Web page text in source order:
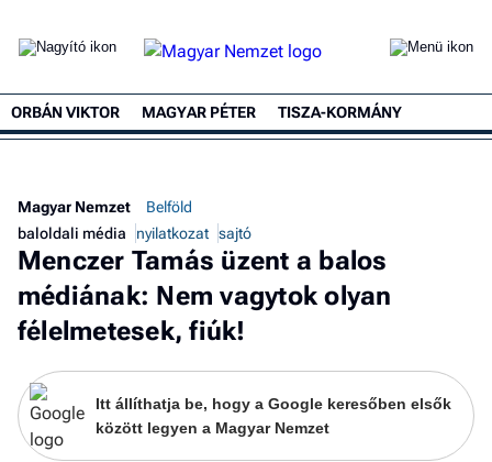
ORBÁN VIKTOR MAGYAR PÉTER TISZA-KORMÁNY
Magyar Nemzet
Belföld
baloldali média
nyilatkozat sajtó
Menczer Tamás üzent a balos
médiának: Nem vagytok olyan
félelmetesek, fiúk!
Itt állíthatja be, hogy a Google keresőben elsők
között legyen a Magyar Nemzet